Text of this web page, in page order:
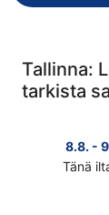
Tallinna:
tarkista
8.8. -
Tänä